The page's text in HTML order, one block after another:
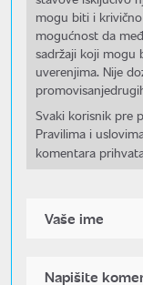
mogu biti i
mogućnost da
sadržaji koji mogu
uverenjima. Nije
Svaki korisnik pre
Pravilima i
komentara